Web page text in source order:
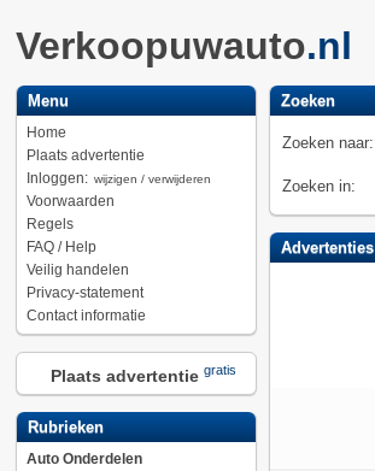
Verkoopuwauto.nl
Menu
Home
Plaats advertentie
Inloggen: wijzigen / verwijderen
Voorwaarden
Regels
FAQ / Help
Veilig handelen
Privacy-statement
Contact informatie
Plaats advertentie gratis
Rubrieken
Auto Onderdelen
Zoeken
Zoeken naar:
Zoeken in:
Advertenties